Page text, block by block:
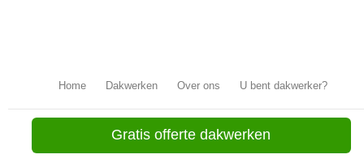
Home Dakwerken Over ons U bent dakwerker?
Gratis offerte dakwerken